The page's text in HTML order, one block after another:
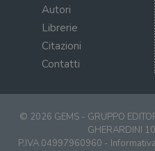
Autori
Librerie
Citazioni
Contatti
© 2026 GEMS - GRUPPO
GHERARDINI
P.IVA 04997960960 -